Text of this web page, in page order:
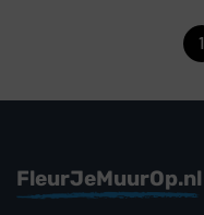
1
FleurJeMuurOp.nl